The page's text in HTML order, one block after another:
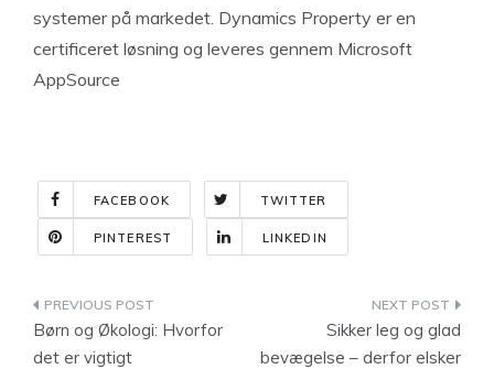
systemer på markedet. Dynamics Property er en
certificeret løsning og leveres gennem Microsoft
AppSource
FACEBOOK TWITTER
PINTEREST LINKEDIN
Indlægsnavigation
Børn og Økologi: Hvorfor
det er vigtigt
Sikker leg og glad
bevægelse – derfor elsker